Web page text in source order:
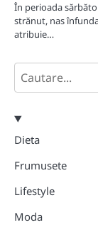
În perioada
strănut, nas
atribuie…
Search
Dieta
Frumusete
Lifestyle
Moda